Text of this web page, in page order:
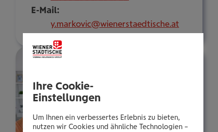
E-Mail:
y.markovic@wienerstaedtische.at
Ihre Cookie-
Einstellungen
Um Ihnen ein verbessertes Erlebnis zu bieten,
nutzen wir Cookies und ähnliche Technologien –